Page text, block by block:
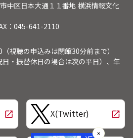
中区日本大通１１番地 横浜情報文化
：045-641-2110
聴の申込みは閉館30分前まで）
・振替休日の場合は次の平日）、年
open_in_new X(Twitter) open_in_new
✕